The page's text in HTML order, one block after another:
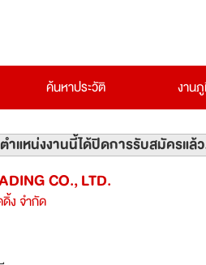
ค้นหาประวัติ งาน
ตำแหน่งงานนี้ได้ปิดการรับสมัครแล้
CO., LTD.
ดิ้ง จำกัด